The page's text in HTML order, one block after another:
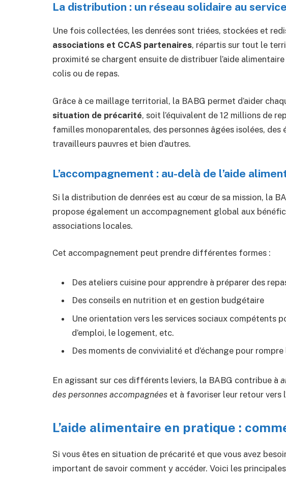
La distribution : un réseau solidaire au
Une fois collectées, les denrées sont triées, stockées et
associations et CCAS partenaires, répartis sur tout le
proximité se chargent ensuite de distribuer l’aide
colis ou de repas.
Grâce à ce maillage territorial, la BABG permet d’aider
situation de précarité, soit l’équivalent de 12 millions de
familles monoparentales, des personnes âgées isolées,
travailleurs pauvres et bien d’autres.
L’accompagnement : au-delà de l’aide
Si la distribution de denrées est au cœur de sa mission, la
propose également un accompagnement global aux
associations locales.
Cet accompagnement peut prendre différentes formes :
Des ateliers cuisine pour apprendre à préparer des
Des conseils en nutrition et en gestion budgétaire
Une orientation vers les services sociaux compétents
d’emploi, le logement, etc.
Des moments de convivialité et d’échange pour
En agissant sur ces différents leviers, la BABG contribue à
des personnes accompagnées et à favoriser leur retour vers
L’aide alimentaire en pratique :
Si vous êtes en situation de précarité et que vous avez
important de savoir comment y accéder. Voici les